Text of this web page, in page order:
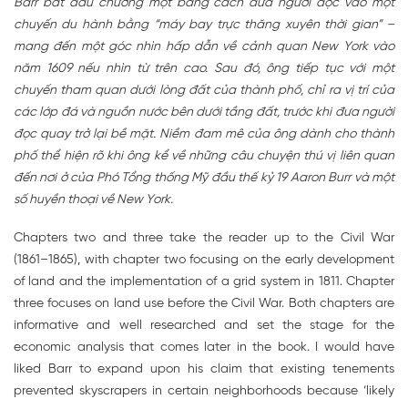
Barr bắt đầu chương một bằng cách đưa người đọc vào một
chuyến du hành bằng “máy bay trực thăng xuyên thời gian” –
mang đến một góc nhìn hấp dẫn về cảnh quan New York vào
năm 1609 nếu nhìn từ trên cao. Sau đó, ông tiếp tục với một
chuyến tham quan dưới lòng đất của thành phố, chỉ ra vị trí của
các lớp đá và nguồn nước bên dưới tầng đất, trước khi đưa người
đọc quay trở lại bề mặt. Niềm đam mê của ông dành cho thành
phố thể hiện rõ khi ông kể về những câu chuyện thú vị liên quan
đến nơi ở của Phó Tổng thống Mỹ đầu thế kỷ 19 Aaron Burr và một
số huyền thoại về New York.
Chapters two and three take the reader up to the Civil War
(1861–1865), with chapter two focusing on the early development
of land and the implementation of a grid system in 1811. Chapter
three focuses on land use before the Civil War. Both chapters are
informative and well researched and set the stage for the
economic analysis that comes later in the book. I would have
liked Barr to expand upon his claim that existing tenements
prevented skyscrapers in certain neighborhoods because ‘likely